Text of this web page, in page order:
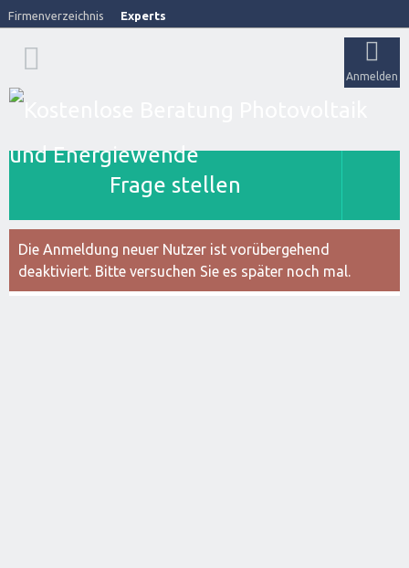
Firmenverzeichnis Experts
Anmelden
Frage stellen
Die Anmeldung neuer Nutzer ist vorübergehend
deaktiviert. Bitte versuchen Sie es später noch mal.